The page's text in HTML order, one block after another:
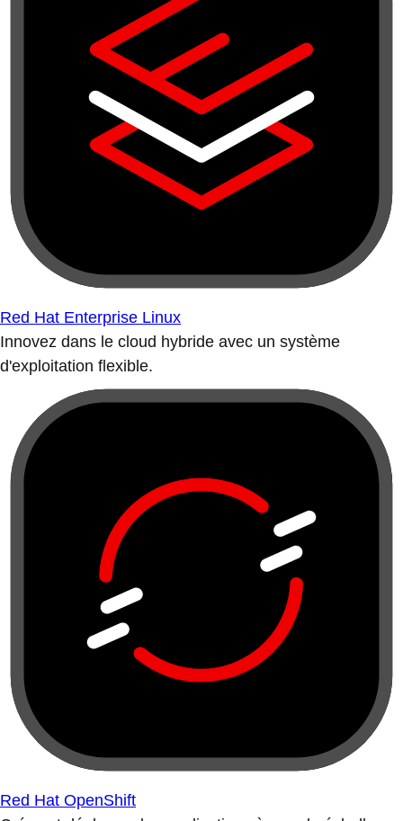
Red Hat Enterprise Linux
Innovez dans le cloud hybride avec un système
d'exploitation flexible.
Red Hat OpenShift